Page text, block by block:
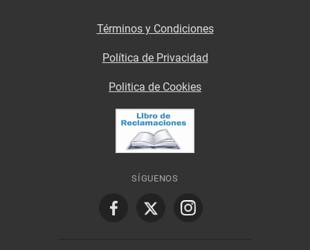
Términos y Condiciones
Política de Privacidad
Politica de Cookies
SÍGUENOS